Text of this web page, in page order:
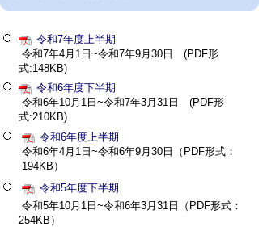
令和7年度上半期
令和7年4月1日~令和7年9月30日 (PDF形
式:148KB)
令和6年度下半期
令和6年10月1日~令和7年3月31日 (PDF形
式:210KB)
令和6年度上半期
令和6年4月1日~令和6年9月30日（PDF形式：
194KB）
令和5年度下半期
令和5年10月1日~令和6年3月31日（PDF形式：
254KB）